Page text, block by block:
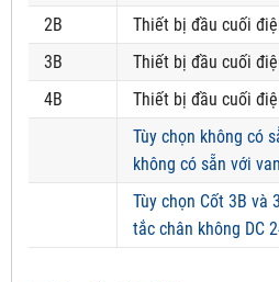
2B
Thiết bị đầu cuối
3B
Thiết bị đầu cuối
4B
Thiết bị đầu cuối
Tùy chọn không có
không có sẵn với
Tùy chọn Cốt 3B và
tắc chân không DC